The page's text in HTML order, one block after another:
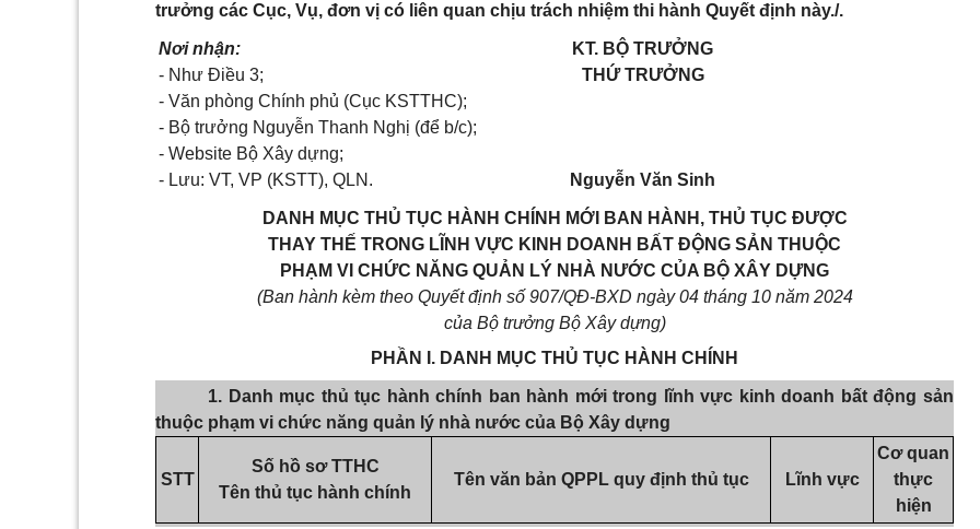
trưởng các Cục, Vụ, đơn vị có liên quan chịu trách nhiệm thi hành Quyết định này./.
Nơi nhận:
- Như Điều 3;
- Văn phòng Chính phủ (Cục KSTTHC);
- Bộ trưởng Nguyễn Thanh Nghị (để b/c);
- Website Bộ Xây dựng;
- Lưu: VT, VP (KSTT), QLN.
KT. BỘ TRƯỞNG
THỨ TRƯỞNG
Nguyễn Văn Sinh
DANH MỤC THỦ TỤC HÀNH CHÍNH MỚI BAN HÀNH, THỦ TỤC ĐƯỢC
THAY THẾ TRONG LĨNH VỰC KINH DOANH BẤT ĐỘNG SẢN THUỘC
PHẠM VI CHỨC NĂNG QUẢN LÝ NHÀ NƯỚC CỦA BỘ XÂY DỰNG
(Ban hành kèm theo Quyết định số 907/QĐ-BXD ngày 04 tháng 10 năm 2024
của Bộ trưởng Bộ Xây dựng)
PHẦN I. DANH MỤC THỦ TỤC HÀNH CHÍNH
1. Danh mục thủ tục hành chính ban hành mới trong lĩnh vực kinh doanh bất động sản
thuộc phạm vi chức năng quản lý nhà nước của Bộ Xây dựng
STT
Số hồ sơ TTHC
Tên thủ tục hành chính
Tên văn bản QPPL quy định thủ tục Lĩnh vực
Cơ quan
thực
hiện